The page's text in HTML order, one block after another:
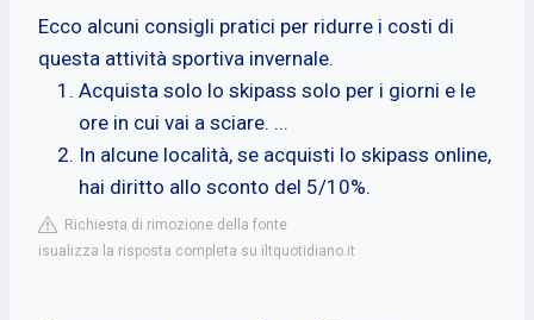
Ecco alcuni consigli pratici per ridurre i costi di
questa attività sportiva invernale.
Acquista solo lo skipass solo per i giorni e le
ore in cui vai a sciare. ...
In alcune località, se acquisti lo skipass online,
hai diritto allo sconto del 5/10%.
Richiesta di rimozione della fonte
isualizza la risposta completa su iltquotidiano.it